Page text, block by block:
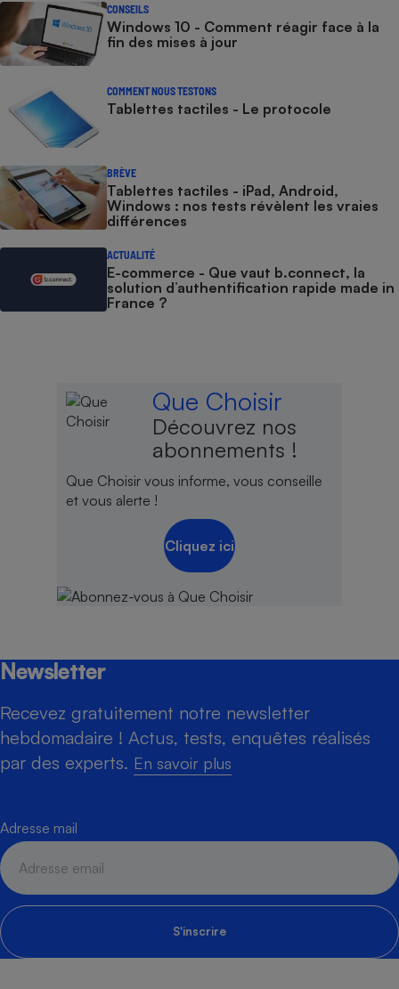
CONSEILS
Windows 10 - Comment réagir face à la
fin des mises à jour
COMMENT NOUS TESTONS
Tablettes tactiles - Le protocole
BRÈVE
Tablettes tactiles - iPad, Android,
Windows : nos tests révèlent les vraies
différences
ACTUALITÉ
E-commerce - Que vaut b.connect, la
solution d’authentification rapide made in
France ?
Que Choisir
Découvrez nos
abonnements !
Que Choisir vous informe, vous conseille
et vous alerte !
Cliquez ici
Newsletter
Recevez gratuitement notre newsletter
hebdomadaire ! Actus, tests, enquêtes réalisés
par des experts. En savoir plus
Adresse mail
S'inscrire